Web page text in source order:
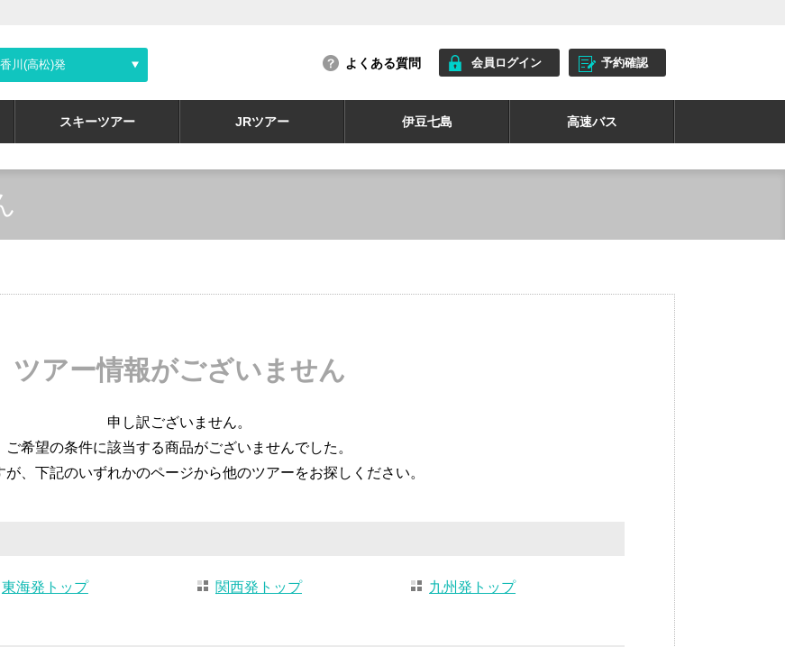
香川(高松)発 よくある質問 会員ログイン 予約確認
スキーツアー JRツアー 伊豆七島 高速バス
ツアー情報がございません
申し訳ございません。
ご希望の条件に該当する商品がございませんでした。
が、下記のいずれかのページから他のツアーをお探しください。
東海発トップ 関西発トップ 九州発トップ